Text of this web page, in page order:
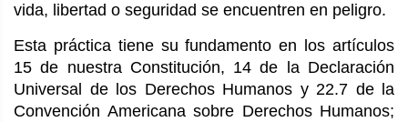
vida, libertad o seguridad se encuentren en peligro.
Esta práctica tiene su fundamento en los artículos
15 de nuestra Constitución, 14 de la Declaración
Universal de los Derechos Humanos y 22.7 de la
Convención Americana sobre Derechos Humanos;